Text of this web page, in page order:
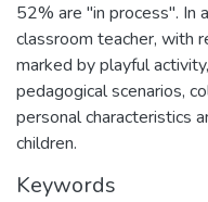
52% are "in process". In
classroom teacher, with
marked by playful
pedagogical scenarios,
personal characteristics
children.
Keywords